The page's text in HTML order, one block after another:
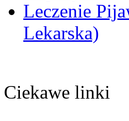
Leczenie
Lekarska)
Ciekawe linki